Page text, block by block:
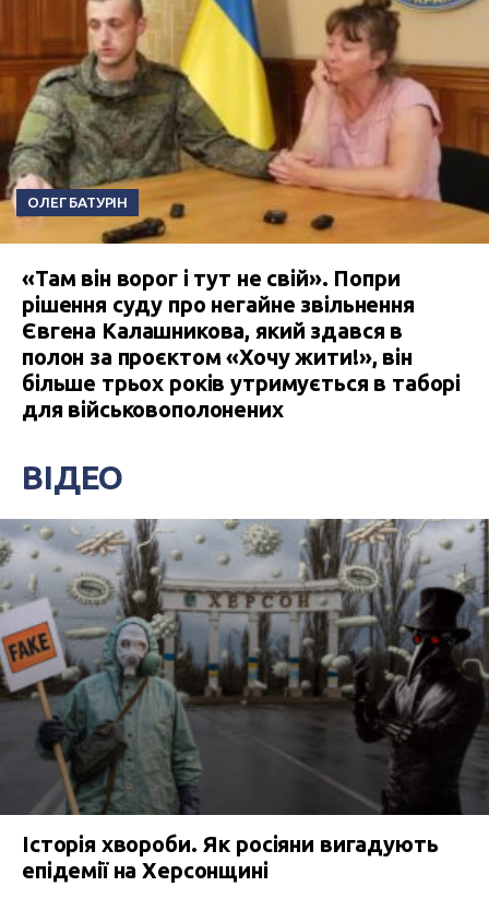
ОЛЕГ БАТУРІН
«Там він ворог і тут не свій». Попри
рішення суду про негайне звільнення
Євгена Калашникова, який здався в
полон за проєктом «Хочу жити!», він
більше трьох років утримується в таборі
для військовополонених
ВІДЕО
Історія хвороби. Як росіяни вигадують
епідемії на Херсонщині